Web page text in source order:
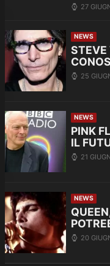
27
NEWS
STEVE
25
NEWS
PINK
IL
21
NEWS
20